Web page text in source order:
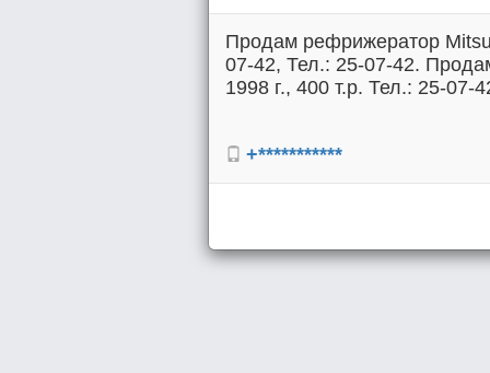
Продам рефрижератор
07-42, Тел.: 25-07-42.
1998 г., 400 т.р. Тел.: 25-07-
+***********